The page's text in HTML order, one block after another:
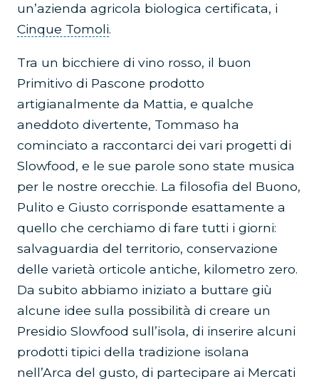
un’azienda agricola biologica certificata, i
Cinque Tomoli.
Tra un bicchiere di vino rosso, il buon
Primitivo di Pascone prodotto
artigianalmente da Mattia, e qualche
aneddoto divertente, Tommaso ha
cominciato a raccontarci dei vari progetti di
Slowfood, e le sue parole sono state musica
per le nostre orecchie. La filosofia del Buono,
Pulito e Giusto corrisponde esattamente a
quello che cerchiamo di fare tutti i giorni:
salvaguardia del territorio, conservazione
delle varietà orticole antiche, kilometro zero.
Da subito abbiamo iniziato a buttare giù
alcune idee sulla possibilità di creare un
Presidio Slowfood sull’isola, di inserire alcuni
prodotti tipici della tradizione isolana
nell’Arca del gusto, di partecipare ai Mercati